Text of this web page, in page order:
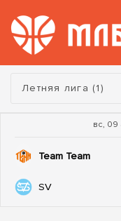
Турнир:
Летняя лига (1)
вс, 09
Team Team
SV